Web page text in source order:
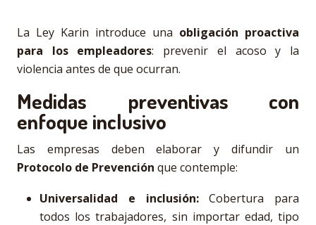
La Ley Karin introduce una obligación proactiva
para los empleadores: prevenir el acoso y la
violencia antes de que ocurran.
Medidas preventivas con
enfoque inclusivo
Las empresas deben elaborar y difundir un
Protocolo de Prevención que contemple:
Universalidad e inclusión:Cobertura para
todos los trabajadores, sin importar edad, tipo